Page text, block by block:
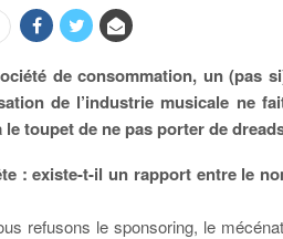
de consommation, un (pas
de l’industrie musicale ne
le toupet de ne pas porter de
: existe-t-il un rapport entre le
refusons le sponsoring, le